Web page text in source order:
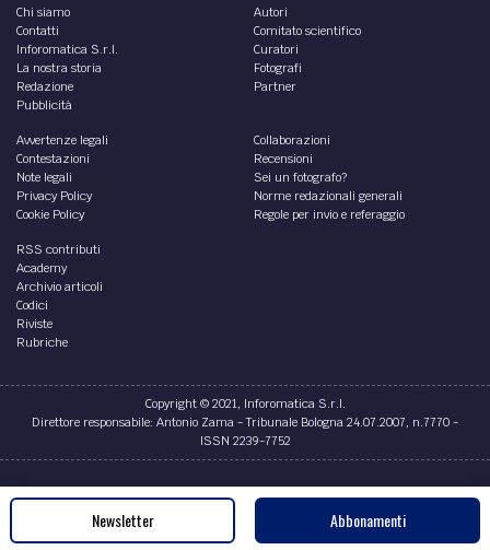
Chi siamo
Contatti
Inforomatica S.r.l.
La nostra storia
Redazione
Pubblicità
Autori
Comitato scientifico
Curatori
Fotografi
Partner
Avvertenze legali
Contestazioni
Note legali
Privacy Policy
Cookie Policy
Collaborazioni
Recensioni
Sei un fotografo?
Norme redazionali generali
Regole per invio e referaggio
RSS contributi
Academy
Archivio articoli
Codici
Riviste
Rubriche
Copyright © 2021, Inforomatica S.r.l.
Direttore responsabile: Antonio Zama - Tribunale Bologna 24.07.2007, n.7770 -
ISSN 2239-7752
Credits
Newsletter Abbonamenti